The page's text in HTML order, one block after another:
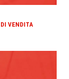
VENDITA